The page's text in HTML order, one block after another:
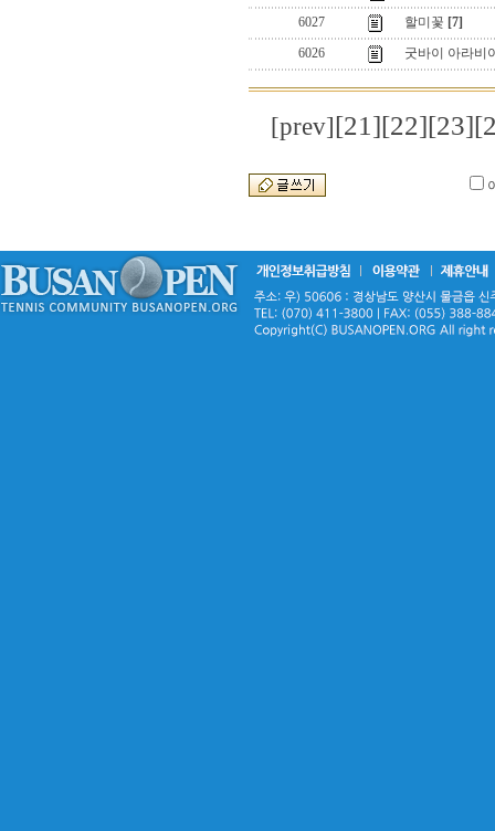
6027
할미꽃 [7]
6026
굿바이 아라비
[prev][21][22][23]